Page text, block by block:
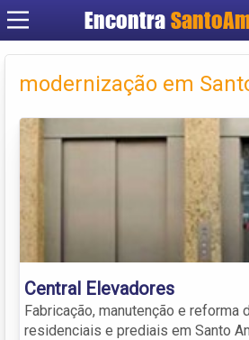
Encontra
Cadastrar
Criar
modernização em
Central Elevadores
Fabricação, manutenção e reforma
residenciais e prediais em Santo